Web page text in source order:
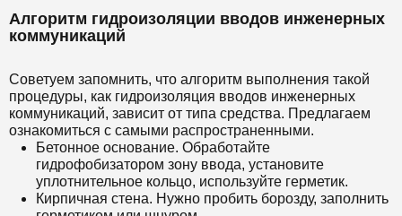
Алгоритм гидроизоляции вводов инженерных
коммуникаций
Советуем запомнить, что алгоритм выполнения такой
процедуры, как гидроизоляция вводов инженерных
коммуникаций, зависит от типа средства. Предлагаем
ознакомиться с самыми распространенными.
Бетонное основание. Обработайте
гидрофобизатором зону ввода, установите
уплотнительное кольцо, используйте герметик.
Кирпичная стена. Нужно пробить борозду, заполнить